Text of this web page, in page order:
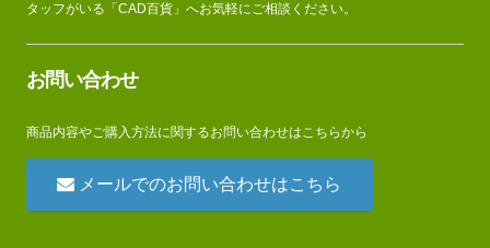
タッフがいる「CAD百貨」へお気軽にご相談ください。
お問い合わせ
商品内容やご購入方法に関するお問い合わせはこちらから
メールでのお問い合わせはこちら